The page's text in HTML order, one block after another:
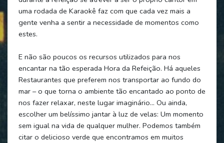
uma rodada de Karaokê faz com que cada vez mais a
gente venha a sentir a necessidade de momentos como
estes.
E não são poucos os recursos utilizados para nos
encantar na tão esperada Hora da Refeição. Há aqueles
Restaurantes que preferem nos transportar ao fundo do
mar – o que torna o ambiente tão encantado ao ponto de
nos fazer relaxar, neste lugar imaginário... Ou ainda,
escolher um belíssimo jantar à luz de velas: Um momento
sem igual na vida de qualquer mulher. Podemos também
citar o delicioso verde que encontramos em muitos